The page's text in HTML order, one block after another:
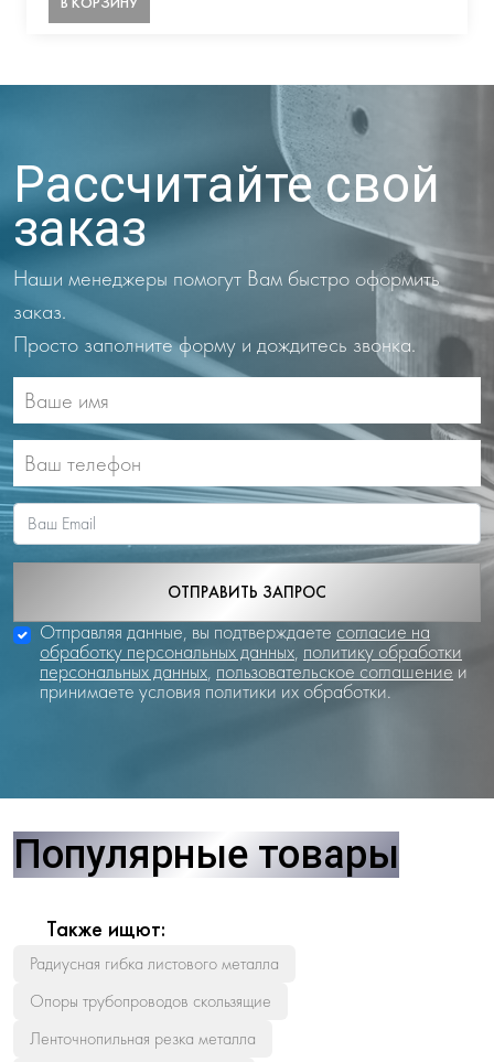
Рассчитайте свой
заказ
Наши менеджеры помогут Вам быстро оформить
заказ.
Просто заполните форму и дождитесь звонка.
ОТПРАВИТЬ ЗАПРОС
Отправляя данные, вы подтверждаете согласие на
обработку персональных данных, политику обработки
персональных данных, пользовательское соглашение и
принимаете условия политики их обработки.
Популярные товары
Также ищют:
Радиусная гибка листового металла
Опоры трубопроводов скользящие
Ленточнопильная резка металла